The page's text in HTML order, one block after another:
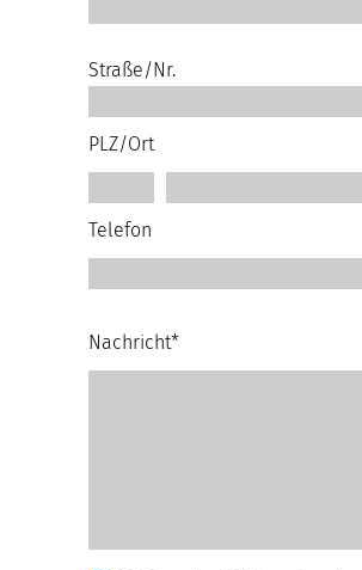
Straße/Nr.
PLZ/Ort
Telefon
Nachricht*